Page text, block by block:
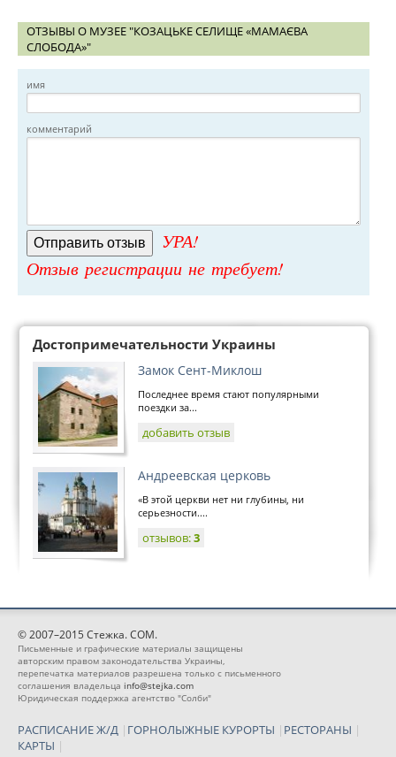
ОТЗЫВЫ О МУЗЕЕ "КОЗАЦЬКЕ СЕЛИЩЕ «МАМАЄВА
СЛОБОДА»"
имя
комментарий
УРА!
Отзыв регистрации не требует!
Достопримечательности Украины
Замок Сент-Миклош
Последнее время стают популярными
поездки за...
добавить отзыв
Андреевская церковь
«В этой церкви нет ни глубины, ни
серьезности....
отзывов:3
© 2007–2015 Стежка. COM.
Письменные и графические материалы защищены
авторским правом законодательства Украины,
перепечатка материалов разрешена только с письменного
соглашения владельца info@stejka.com
Юридическая поддержка агентство "Солби"
РАСПИСАНИЕ Ж/Д | ГОРНОЛЫЖНЫЕ КУРОРТЫ | РЕСТОРАНЫ |
КАРТЫ |